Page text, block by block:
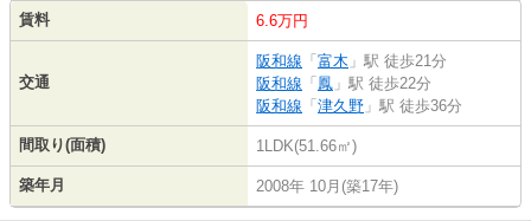
賃料 6.6万円
交通
阪和線 「 富木 」駅 徒歩21分
阪和線 「 鳳 」駅 徒歩22分
阪和線 「 津久野 」駅 徒歩36分
間取り(面積) 1LDK(51.66㎡)
築年月 2008年 10月(築17年)